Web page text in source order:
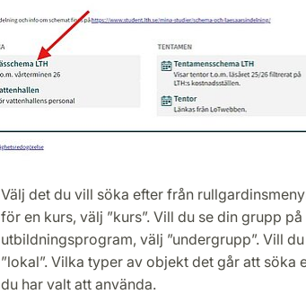
Välj det du vill söka efter från
för en kurs, välj ”kurs”. Vill du se din grupp
utbildningsprogram, välj ”undergrupp”. Vill
”lokal”. Vilka typer av objekt det går att
du har valt att använda.